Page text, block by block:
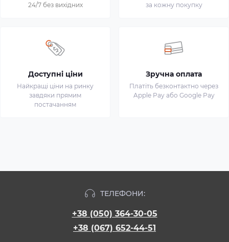
24/7 без вихідних
за кожну покупку
Доступні ціни
Найкращі ціни на ринку
завдяки прямим
постачанням
Зручна оплата
Платіть безконтактно через
Apple Pay або Google Pay
ТЕЛЕФОНИ:
+38 (050) 364-30-05
+38 (067) 652-44-51